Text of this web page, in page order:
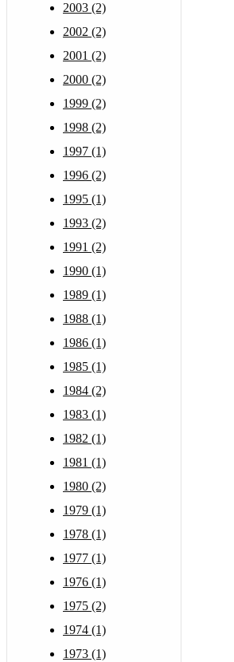
2003 (2)
2002 (2)
2001 (2)
2000 (2)
1999 (2)
1998 (2)
1997 (1)
1996 (2)
1995 (1)
1993 (2)
1991 (2)
1990 (1)
1989 (1)
1988 (1)
1986 (1)
1985 (1)
1984 (2)
1983 (1)
1982 (1)
1981 (1)
1980 (2)
1979 (1)
1978 (1)
1977 (1)
1976 (1)
1975 (2)
1974 (1)
1973 (1)